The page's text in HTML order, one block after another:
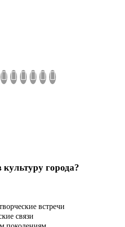
города?
встречи
связи